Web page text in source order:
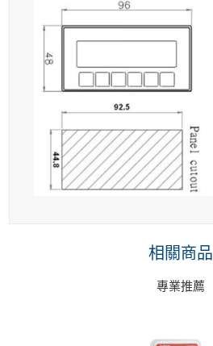
相關商品
專業推薦